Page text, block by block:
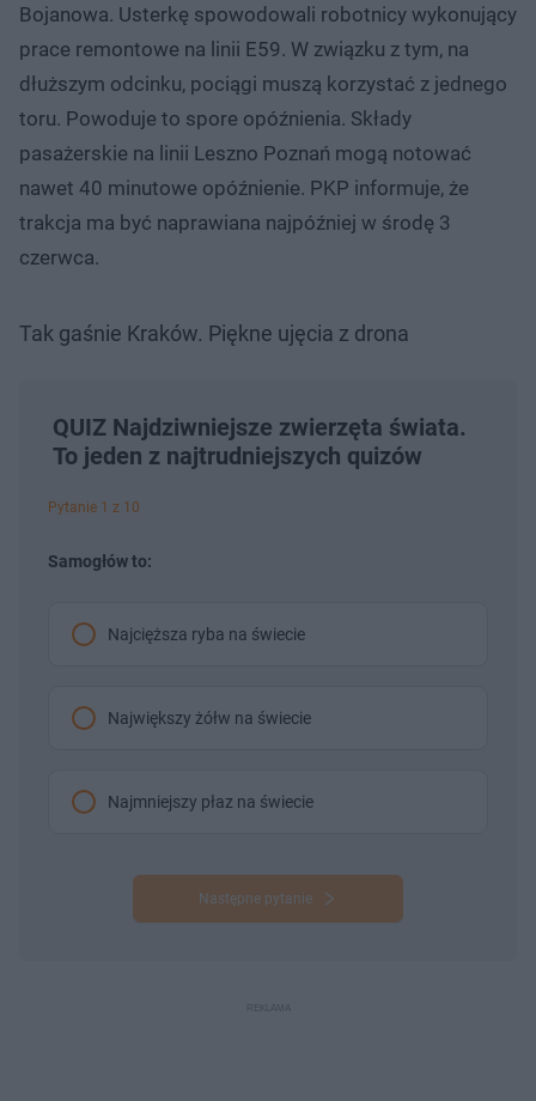
Bojanowa. Usterkę spowodowali robotnicy wykonujący
prace remontowe na linii E59. W związku z tym, na
dłuższym odcinku, pociągi muszą korzystać z jednego
toru. Powoduje to spore opóźnienia. Składy
pasażerskie na linii Leszno Poznań mogą notować
nawet 40 minutowe opóźnienie. PKP informuje, że
trakcja ma być naprawiana najpóźniej w środę 3
czerwca.
Tak gaśnie Kraków. Piękne ujęcia z drona
QUIZ Najdziwniejsze zwierzęta świata.
To jeden z najtrudniejszych quizów
Pytanie 1 z 10
Samogłów to:
Najcięższa ryba na świecie
Największy żółw na świecie
Najmniejszy płaz na świecie
Następne pytanie